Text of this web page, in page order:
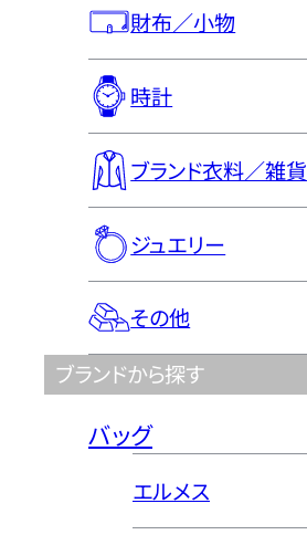
財布／小物
時計
ブランド衣料／雑貨
ジュエリー
その他
ブランドから探す
バッグ
エルメス